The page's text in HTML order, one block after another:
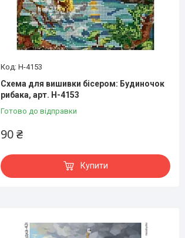
Н-4153
Схема для вишивки бісером: Будиночок
рибака, арт. Н-4153
Готово до відправки
90 ₴
Купити